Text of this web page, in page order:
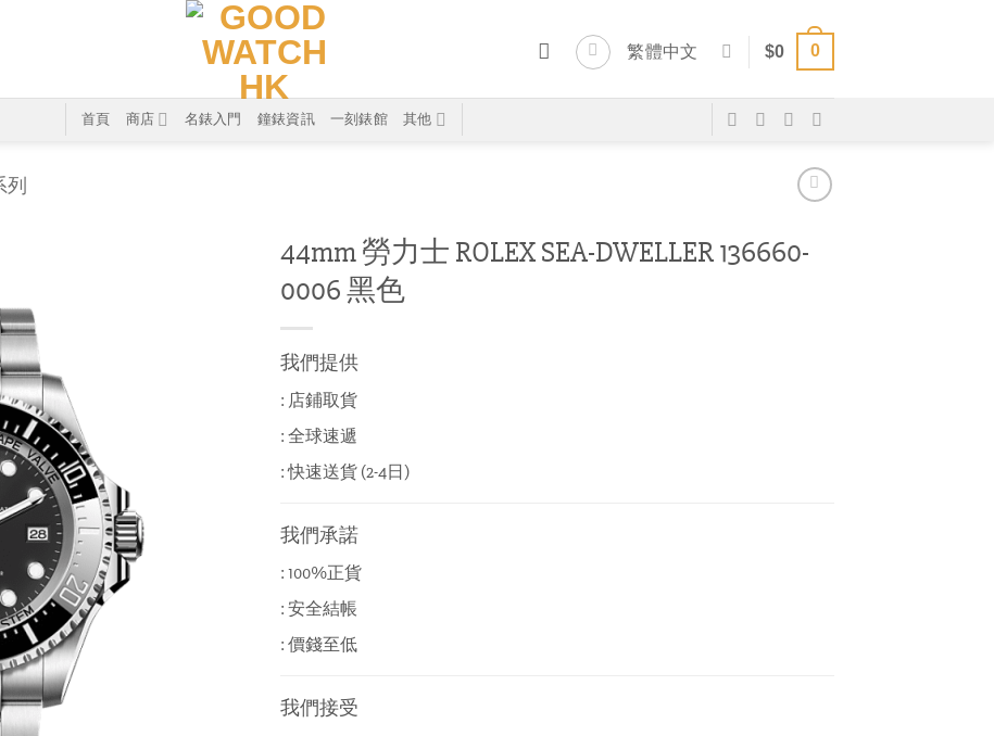
繁體中文 $0 0
首頁 商店 名錶入門 鐘錶資訊 一刻錶館 其他
列
44mm 勞力士 ROLEX SEA-DWELLER 136660-
0006 黑色
我們提供
: 店鋪取貨
: 全球速遞
: 快速送貨 (2-4日)
我們承諾
: 100%正貨
: 安全結帳
: 價錢至低
我們接受